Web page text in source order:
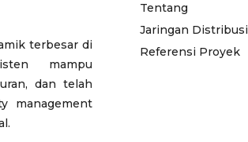
terbesar di
mampu
dan telah
management
Tentang
Jaringan Distribusi
Referensi Proyek